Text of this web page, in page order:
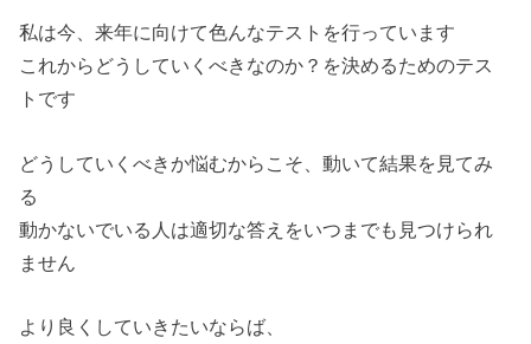
私は今、来年に向けて色んなテストを行っています
これからどうしていくべきなのか？を決めるためのテス
トです
どうしていくべきか悩むからこそ、動いて結果を見てみ
る
動かないでいる人は適切な答えをいつまでも見つけられ
ません
より良くしていきたいならば、